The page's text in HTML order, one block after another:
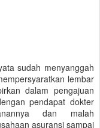
sudah menyanggah
lembar
dalam pengajuan
pendapat dokter
dan malah
asuransi sampai